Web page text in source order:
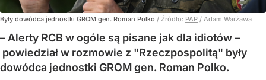
Były dowódca jednostki GROM gen. Roman Polko / Źródło: PAP / Adam Warżawa
– Alerty RCB w ogóle są pisane jak dla idiotów –
powiedział w rozmowie z "Rzeczpospolitą" były
dowódca jednostki GROM gen. Roman Polko.